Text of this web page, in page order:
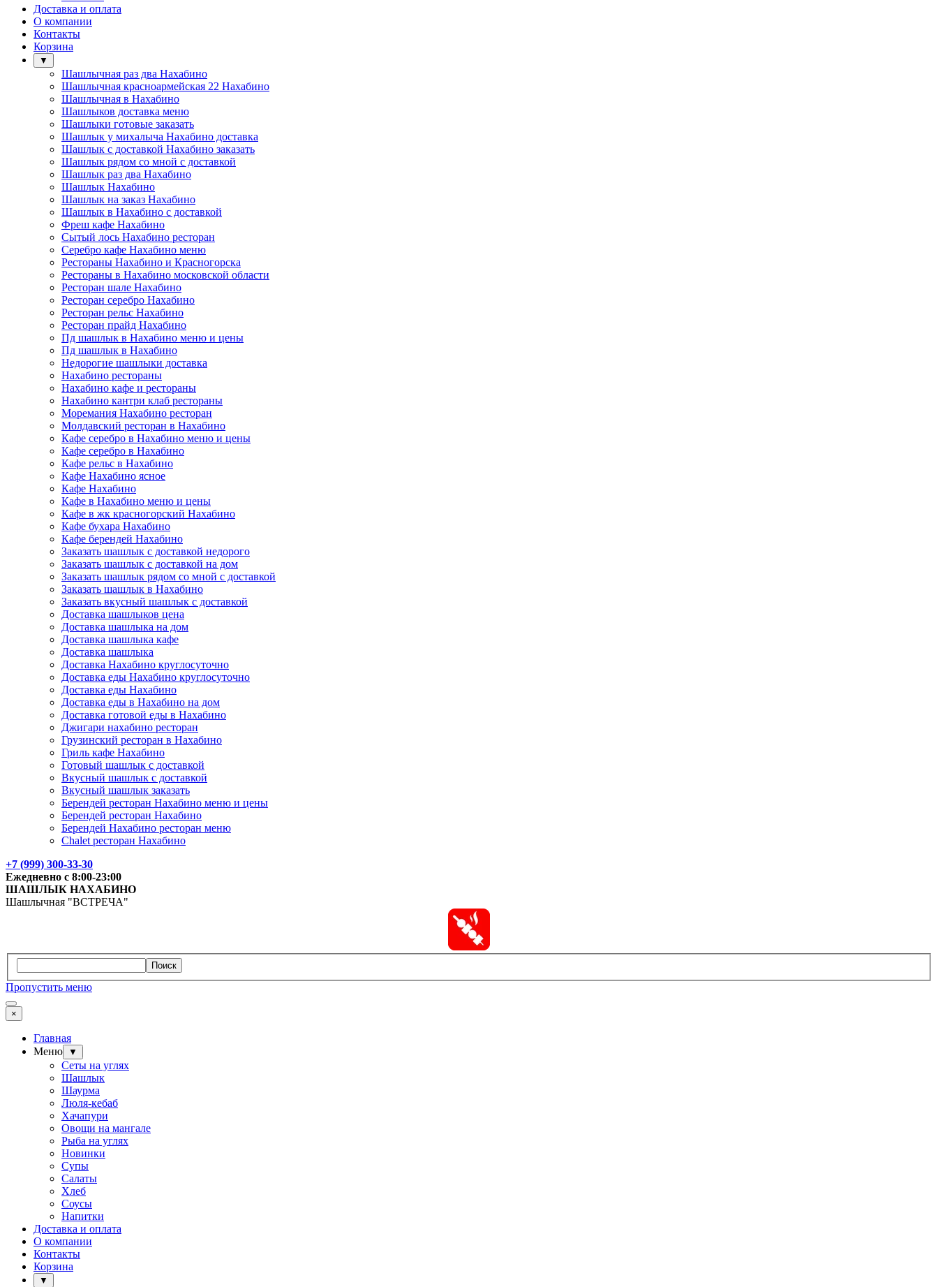
Доставка и оплата
О компании
Контакты
Корзина
▼
Шашлычная раз два Нахабино
Шашлычная красноармейская 22 Нахабино
Шашлычная в Нахабино
Шашлыков доставка меню
Шашлыки готовые заказать
Шашлык у михалыча Нахабино доставка
Шашлык с доставкой Нахабино заказать
Шашлык рядом со мной с доставкой
Шашлык раз два Нахабино
Шашлык Нахабино
Шашлык на заказ Нахабино
Шашлык в Нахабино с доставкой
Фреш кафе Нахабино
Сытый лось Нахабино ресторан
Серебро кафе Нахабино меню
Рестораны Нахабино и Красногорска
Рестораны в Нахабино московской области
Ресторан шале Нахабино
Ресторан серебро Нахабино
Ресторан рельс Нахабино
Ресторан прайд Нахабино
Пд шашлык в Нахабино меню и цены
Пд шашлык в Нахабино
Недорогие шашлыки доставка
Нахабино рестораны
Нахабино кафе и рестораны
Нахабино кантри клаб рестораны
Моремания Нахабино ресторан
Молдавский ресторан в Нахабино
Кафе серебро в Нахабино меню и цены
Кафе серебро в Нахабино
Кафе рельс в Нахабино
Кафе Нахабино ясное
Кафе Нахабино
Кафе в Нахабино меню и цены
Кафе в жк красногорский Нахабино
Кафе бухара Нахабино
Кафе берендей Нахабино
Заказать шашлык с доставкой недорого
Заказать шашлык с доставкой на дом
Заказать шашлык рядом со мной с доставкой
Заказать шашлык в Нахабино
Заказать вкусный шашлык с доставкой
Доставка шашлыков цена
Доставка шашлыка на дом
Доставка шашлыка кафе
Доставка шашлыка
Доставка Нахабино круглосуточно
Доставка еды Нахабино круглосуточно
Доставка еды Нахабино
Доставка еды в Нахабино на дом
Доставка готовой еды в Нахабино
Джигари нахабино ресторан
Грузинский ресторан в Нахабино
Гриль кафе Нахабино
Готовый шашлык с доставкой
Вкусный шашлык с доставкой
Вкусный шашлык заказать
Берендей ресторан Нахабино меню и цены
Берендей ресторан Нахабино
Берендей Нахабино ресторан меню
Chalet ресторан Нахабино
+7 (999) 300-33-30
Ежедневно с 8:00-23:00
ШАШЛЫК НАХАБИНО
Шашлычная "ВСТРЕЧА"
Поиск
Пропустить меню
×
Главная
Меню
▼
Сеты на углях
Шашлык
Шаурма
Люля-кебаб
Хачапури
Овощи на мангале
Рыба на углях
Новинки
Супы
Салаты
Хлеб
Соусы
Напитки
Доставка и оплата
О компании
Контакты
Корзина
▼